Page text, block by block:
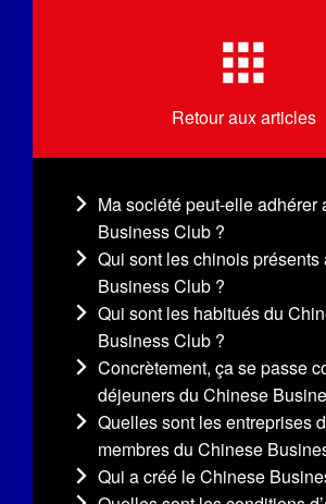
Retour aux articles
Ma société peut-elle adhérer
Business Club ?
Qui sont les chinois
Business Club ?
Qui sont les habitués du
Business Club ?
Concrètement, ça se passe
déjeuners du Chinese
Quelles sont les entreprises
membres du Chinese
Qui a créé le Chinese